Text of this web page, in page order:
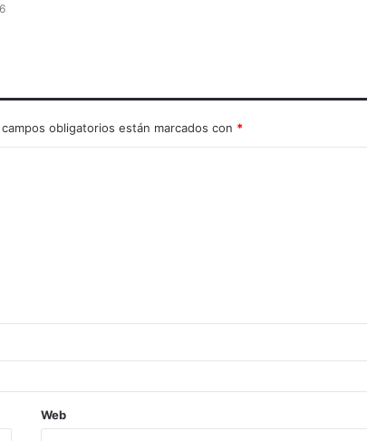
campos obligatorios están marcados con *
Web